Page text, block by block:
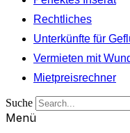
Rechtliches
Unterkünfte für
Vermieten mit
Mietpreisrechner
Suche
Menü